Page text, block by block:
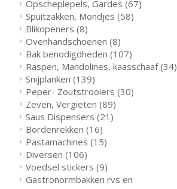
Opscheplepels, Gardes (67)
Spuitzakken, Mondjes (58)
Blikopeners (8)
Ovenhandschoenen (8)
Bak benodigdheden (107)
Raspen, Mandolines, kaasschaaf(34)
Snijplanken (139)
Peper- Zoutstrooiers (30)
Zeven, Vergieten (89)
Saus Dispensers (21)
Bordenrekken (16)
Pastamachines (15)
Diversen (106)
Voedsel stickers (9)
Gastronormbakken rvs en